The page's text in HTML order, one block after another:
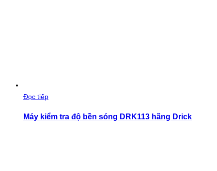
Đọc tiếp
Máy kiểm tra độ bền sóng DRK113 hãng Drick